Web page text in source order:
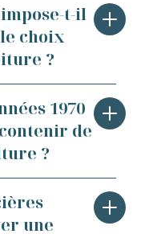
t-il
choix
?
précises
imposent
et la
1970
de
?
pour tout
ou d'une
une